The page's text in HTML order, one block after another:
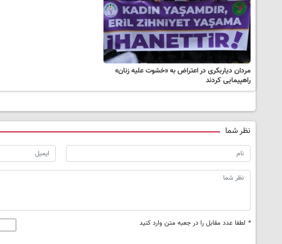
مردان دیاربکری در اعتراض به «خشوت علیه زنان»
راهپیمایی کردند
نظر شما
* لطفا عدد مقابل را در جعبه متن وارد کنید